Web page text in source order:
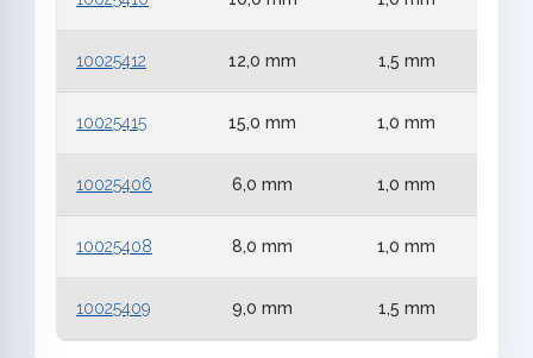
10025412 12,0 mm 1,5 mm
10025415 15,0 mm 1,0 mm
10025406 6,0 mm 1,0 mm
10025408 8,0 mm 1,0 mm
10025409 9,0 mm 1,5 mm